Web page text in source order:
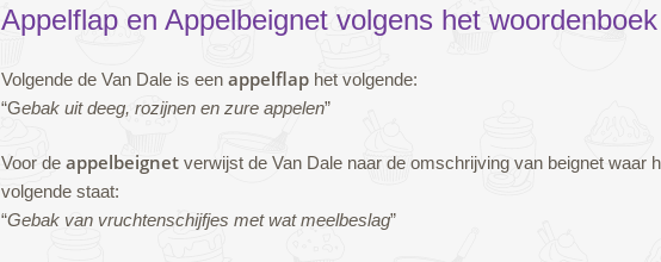
Appelflap en Appelbeignet volgens het woordenboek
Volgende de Van Dale is een appelflap het volgende:
“Gebak uit deeg, rozijnen en zure appelen”
Voor de appelbeignet verwijst de Van Dale naar de omschrijving van beignet waar
volgende staat:
“Gebak van vruchtenschijfjes met wat meelbeslag”